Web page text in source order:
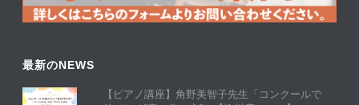
最新のNEWS
【ピアノ講座】角野美智子先生「コンクールで